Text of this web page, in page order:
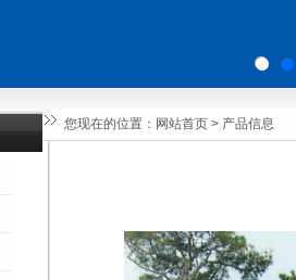
您现在的位置： 网站首页 > 产品信息